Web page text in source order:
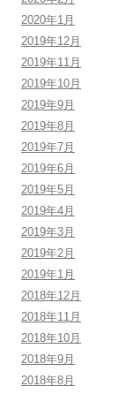
2020年1月
2019年12月
2019年11月
2019年10月
2019年9月
2019年8月
2019年7月
2019年6月
2019年5月
2019年4月
2019年3月
2019年2月
2019年1月
2018年12月
2018年11月
2018年10月
2018年9月
2018年8月